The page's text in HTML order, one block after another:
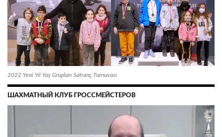
2022 Yeni Yıl Yaş Grupları Satranç Turnuvası
ШАХМАТНЫЙ КЛУБ ГРОССМЕЙСТЕРОВ